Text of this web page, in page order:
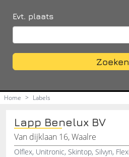
Evt. plaats
Zoeken
Home > Labels
Lapp Benelux BV
Van dijklaan 16, Waalre